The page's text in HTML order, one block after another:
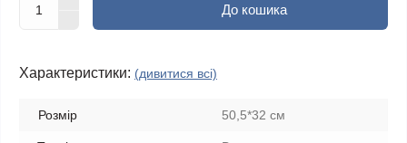
До кошика
Характеристики: (дивитися всі)
Розмір 50,5*32 см